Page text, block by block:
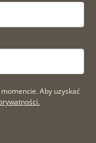
Aby uzyskać